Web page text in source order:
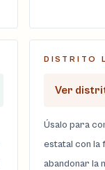
DISTRITO
Ver
Úsalo para
estatal con la
abandonar la